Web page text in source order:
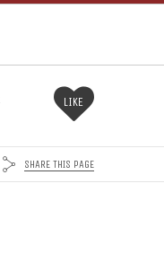
LIKE
SHARE THIS PAGE